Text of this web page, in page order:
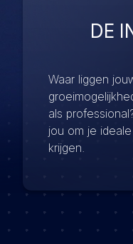
DE
Waar liggen
als
jou om je
krijgen.